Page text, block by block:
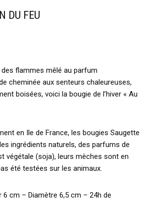
DU FEU
flammes mêlé au parfum
cheminée aux senteurs chaleureuses,
boisées, voici la bougie de l’hiver « Au
en Ile de France, les bougies Saugette
ingrédients naturels, des parfums de
végétale (soja), leurs mèches sont en
été testées sur les animaux.
6 cm – Diamètre 6,5 cm – 24h de